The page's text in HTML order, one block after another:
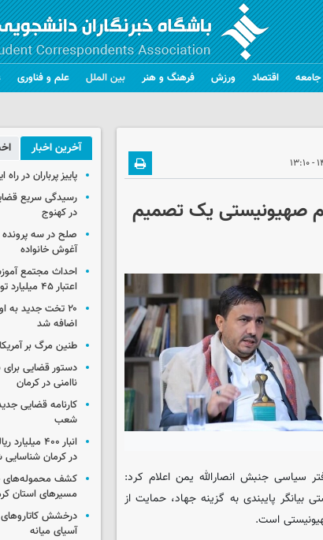
جامعه اقتصاد ورزش فرهنگ و هنر بین الملل علم و فناوری
صهیونیستی یک تصمیم
سیاسی جنبش انصارالله یمن اعلام کرد:
پایبندی به گزینه جهاد، حمایت از
است.
آخرین اخبار
پاییز پرباران در راه
رسیدگی سریع
در کهنوج
آغوش خانواده
احداث مجتمع
اعتبار ۴۵ میلیارد تومان
۲۰ تخت جدید به
اضافه شد
طنین مرگ بر
دستور قضایی برای
ناامنی در کرمان
کارنامه قضایی
شعب
انبار ۴۰۰
در کرمان
کشف محموله‌های
مسیرهای استان
درخشش کاتاروهای
آسیای میانه